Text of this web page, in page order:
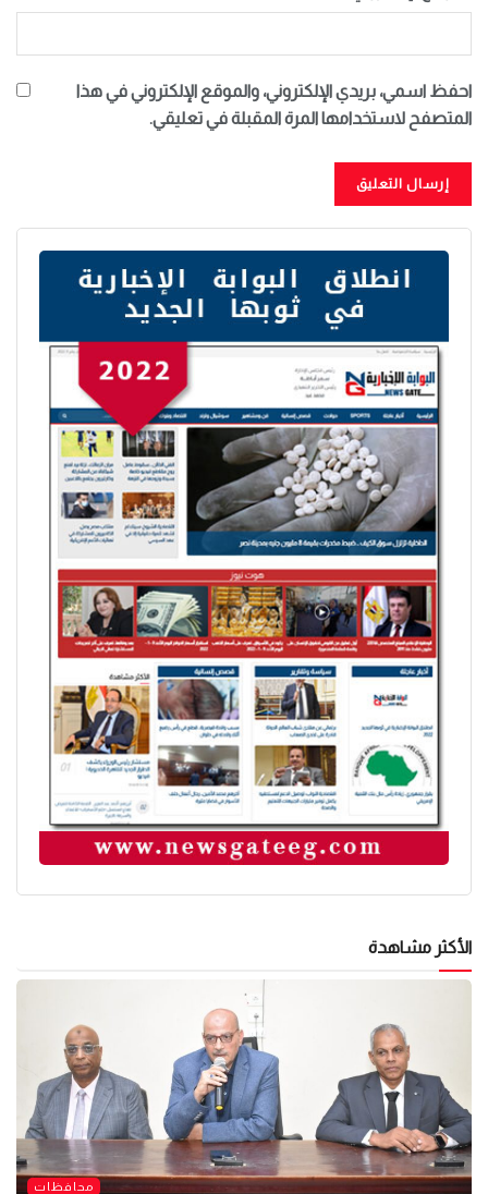
احفظ اسمي، بريدي الإلكتروني، والموقع الإلكتروني في هذا
المتصفح لاستخدامها المرة المقبلة في تعليقي.
الأكثر مشاهدة
محافظات